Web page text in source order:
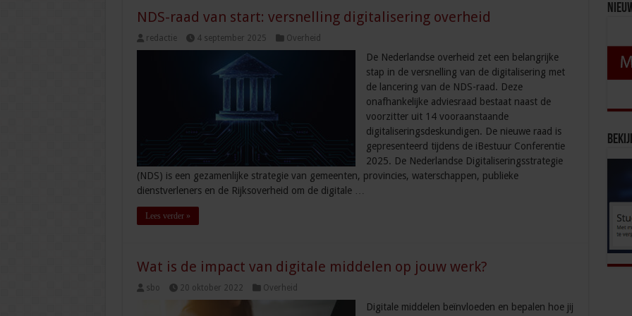
NDS-raad van start: versnelling digitalisering overheid
redactie 4 september 2025 Overheid
De Nederlandse overheid zet een belangrijke
stap in de versnelling van de digitalisering met
de lancering van de NDS-raad. Deze
onafhankelijke adviesraad bestaat naast de
voorzitter uit 14 vooraanstaande
digitaliseringsdeskundigen. De nieuwe raad is
gepresenteerd tijdens de iBestuur Conferentie
2025. De Nederlandse Digitaliseringsstrategie
(NDS) is een gezamenlijke strategie van gemeenten, provincies, waterschappen, publieke
dienstverleners en de Rijksoverheid om de digitale …
Lees verder »
Wat is de impact van digitale middelen op jouw werk?
sbo 20 oktober 2022 Overheid
Digitale middelen beïnvloeden en bepalen hoe jij